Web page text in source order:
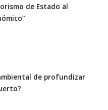
de Estado al
de profundizar